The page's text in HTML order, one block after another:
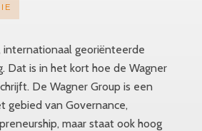
internationaal georiënteerde
Dat is in het kort hoe de Wagner
De Wagner Group is een
gebied van Governance,
maar staat ook hoog